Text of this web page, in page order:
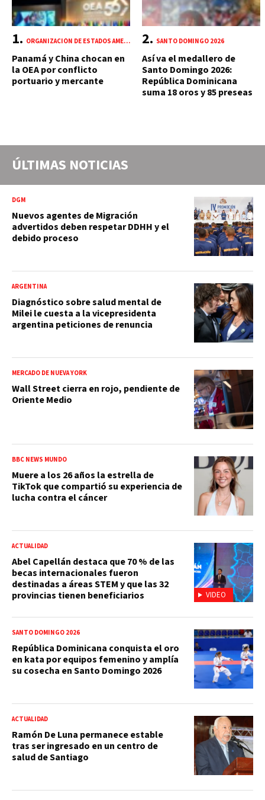
ORGANIZACIÓN DE ESTADOS AMERICANOS (OEA)
Panamá y China chocan en
la OEA por conflicto
portuario y mercante
SANTO DOMINGO 2026
Así va el medallero de
Santo Domingo 2026:
República Dominicana
suma 18 oros y 85 preseas
ÚLTIMAS NOTICIAS
DGM
Nuevos agentes de Migración
advertidos deben respetar DDHH y el
debido proceso
ARGENTINA
Diagnóstico sobre salud mental de
Milei le cuesta a la vicepresidenta
argentina peticiones de renuncia
MERCADO DE NUEVA YORK
Wall Street cierra en rojo, pendiente de
Oriente Medio
BBC NEWS MUNDO
Muere a los 26 años la estrella de
TikTok que compartió su experiencia de
lucha contra el cáncer
VIDEO
ACTUALIDAD
Abel Capellán destaca que 70 % de las
becas internacionales fueron
destinadas a áreas STEM y que las 32
provincias tienen beneficiarios
SANTO DOMINGO 2026
República Dominicana conquista el oro
en kata por equipos femenino y amplía
su cosecha en Santo Domingo 2026
ACTUALIDAD
Ramón De Luna permanece estable
tras ser ingresado en un centro de
salud de Santiago